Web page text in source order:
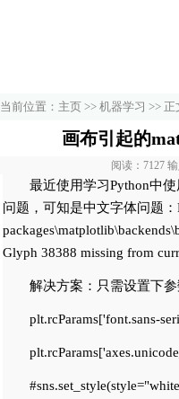
当前位置： 主页 >> 机器学习 >> 正
画布引起的
阅读：7127
最近使用学习Python中
问题，可知是中文字体问题
Glyph 38388 missing from
解决方案：只需设置下
plt.rcParams['font.sans-